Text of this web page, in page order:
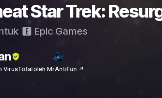
Star Trek:
Epic Games
VirusTotaloleh MrAntiFun ↗